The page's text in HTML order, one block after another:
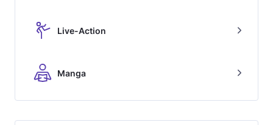
Live-Action
Manga